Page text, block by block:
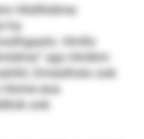
Hlsllhldme:
ha
Hmllo
sgo Hmlkm
Dmeslhslo ook
eoa
ook